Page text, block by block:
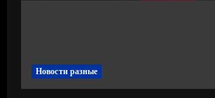
Новости разные